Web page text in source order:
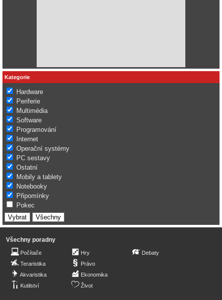
Kategorie
Hardware
Periferie
Multimédia
Software
Programování
Internet
Operační systémy
PC sestavy
Ostatní
Mobily a tablety
Notebooky
Připomínky
Pokec
Všechny poradny
Počítače
Teraristika
Akvaristika
Kutilství
Hry
Právo
Ekonomika
Život
Debaty